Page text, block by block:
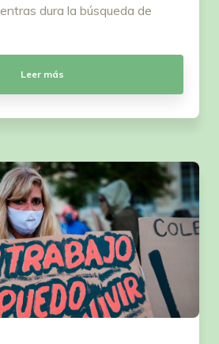
dura la búsqueda de
Leer más